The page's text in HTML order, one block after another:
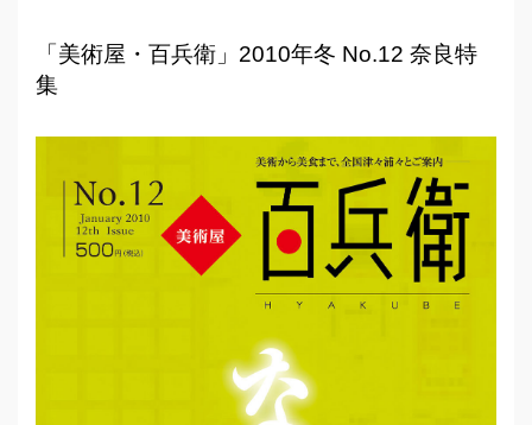
「美術屋・百兵衛」2010年冬 No.12 奈良特
集